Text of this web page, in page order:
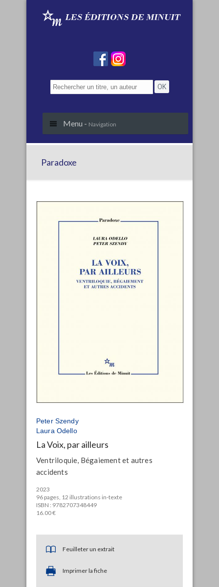
Menu - Navigation
Paradoxe
Peter Szendy
Laura Odello
La Voix, par ailleurs
Ventriloquie, Bégaiement et autres
accidents
2023
96 pages, 12 illustrations in-texte
ISBN : 9782707348449
16.00 €
Feuilleter un extrait
Imprimer la fiche